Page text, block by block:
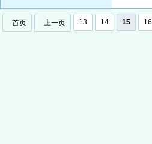
首页 上一页 13 14 15 16